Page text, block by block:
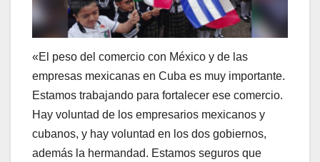
«El peso del comercio con México y de las
empresas mexicanas en Cuba es muy importante.
Estamos trabajando para fortalecer ese comercio.
Hay voluntad de los empresarios mexicanos y
cubanos, y hay voluntad en los dos gobiernos,
además la hermandad. Estamos seguros que